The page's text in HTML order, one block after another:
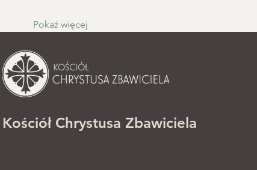
Pokaż więcej
Kościół Chrystusa Zbawiciela